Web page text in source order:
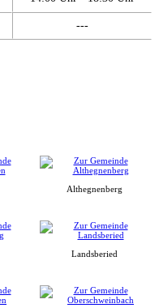
---
Althegnenberg
Landsberied